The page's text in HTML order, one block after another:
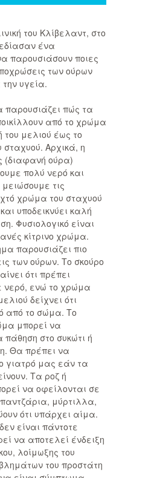
του Κλίβελαντ, στο
ένα
παρουσιάσουν ποιες
των ούρων
την υγεία.
πώς τα
από το χρώμα
του μελιού έως το
Αρχικά, η
(διαφανή ούρα)
πολύ νερό και
τις
χρώμα του σταχυού
υποδεικνύει καλή
Φυσιολογικό είναι
κίτρινο χρώμα.
παρουσιάζει πιο
των ούρων. Το σκούρο
ότι πρέπει
νερό, ενώ το χρώμα
δείχνει ότι
από το σώμα. Το
μπορεί να
πάθηση στο συκώτι ή
Θα πρέπει να
γιατρό μας εάν τα
Τα ροζ ή
να οφείλονται σε
μύρτιλλα,
ότι υπάρχει αίμα.
είναι πάντοτε
να αποτελεί ένδειξη
λοίμωξης του
του προστάτη